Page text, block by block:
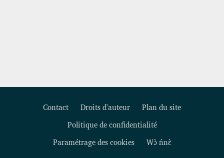
Footer
Contact Droits d'auteur
Plan du site
Politique de confidentialité
Paramétrage des cookies
Wɔ̀ ńnɛ̀